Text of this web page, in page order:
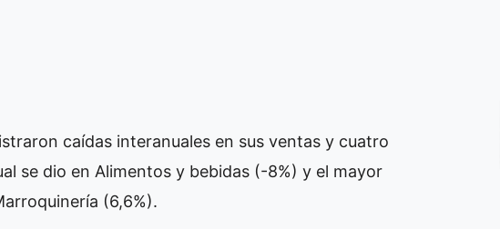
caídas interanuales en sus ventas y cuatro
se dio en Alimentos y bebidas (-8%) y el mayor
(6,6%).